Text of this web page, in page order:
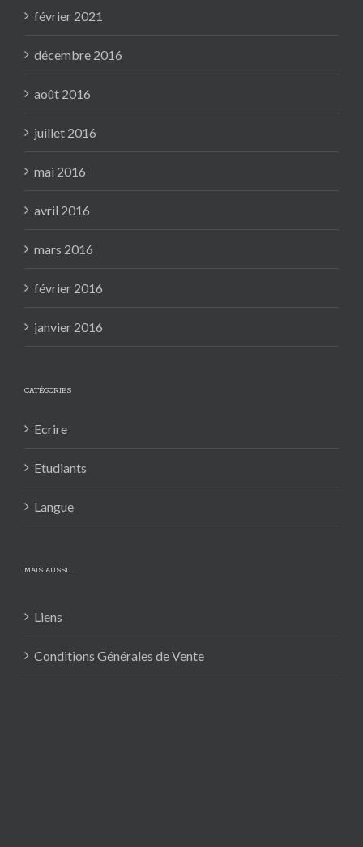
février 2021
décembre 2016
août 2016
juillet 2016
mai 2016
avril 2016
mars 2016
février 2016
janvier 2016
CATÉGORIES
Ecrire
Etudiants
Langue
MAIS AUSSI …
Liens
Conditions Générales de Vente